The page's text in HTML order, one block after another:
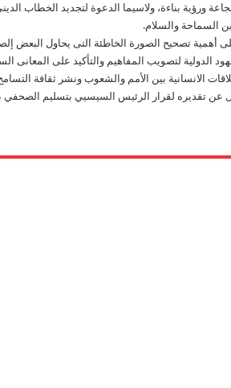
ورؤية بناءة، ولاسيما الدعوة لتجديد الخطاب
السماحة والسلام.
أهمية تصحيح الصورة الخاطئة التى يحاول البعض
الدولية لتصويب المفاهيم والتأكيد على المعانى
الانسانية بين الأمم والشعوب ونشر ثقافة
عن تقديره لقرار الرئيس السيسيي بتسليم